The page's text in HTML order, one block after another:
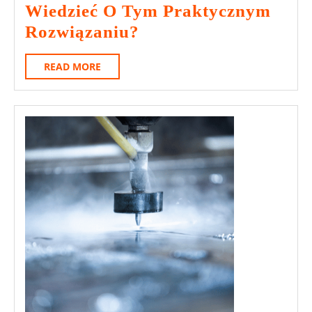
Wiedzieć O Tym Praktycznym
Rozwiązaniu?
–
Co
Warto
Wiedzieć
O
Tym
Praktycznym
Rozwiązaniu?
READ MORE
MORE